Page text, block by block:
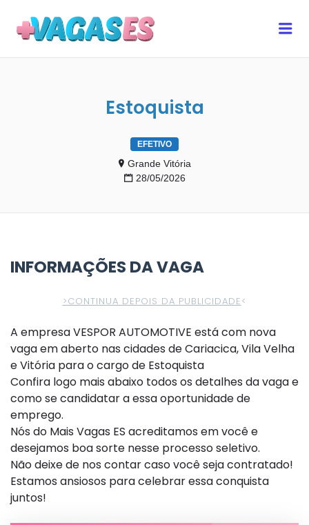
Estoquista
EFETIVO
Grande Vitória
28/05/2026
INFORMAÇÕES DA VAGA
>CONTINUA DEPOIS DA PUBLICIDADE<
A empresa VESPOR AUTOMOTIVE está com nova
vaga em aberto nas cidades de Cariacica, Vila Velha
e Vitória para o cargo de Estoquista
Confira logo mais abaixo todos os detalhes da vaga e
como se candidatar a essa oportunidade de
emprego.
Nós do Mais Vagas ES acreditamos em você e
desejamos boa sorte nesse processo seletivo.
Não deixe de nos contar caso você seja contratado!
Estamos ansiosos para celebrar essa conquista
juntos!